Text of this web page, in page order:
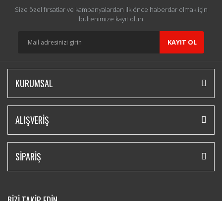
Size özel fırsatlar ve kampanyalardan ilk önce haberdar olmak için
bültenimize kayıt olun
KAYIT OL
KURUMSAL
ALIŞVERİŞ
SİPARİŞ